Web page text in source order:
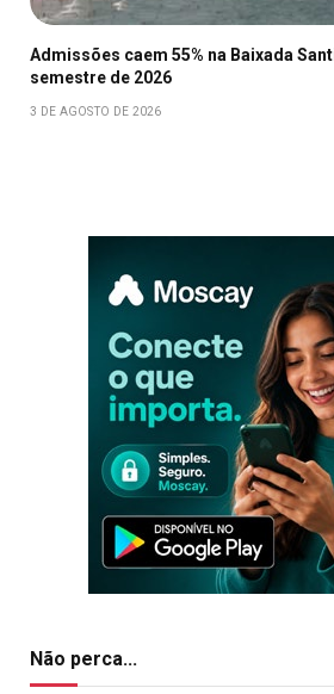
Admissões caem 55% na Baixada
semestre de 2026
3 DE AGOSTO DE 2026
Não perca...